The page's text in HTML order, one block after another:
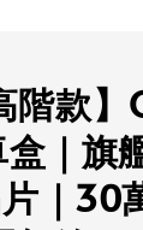
階款
盒｜旗
｜30